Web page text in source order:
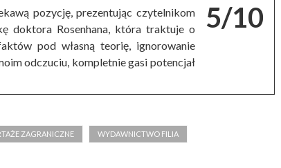
5/10
pozycję, prezentując czytelnikom
doktora Rosenhana, która traktuje o
pod własną teorię, ignorowanie
odczuciu, kompletnie gasi potencjał
ZAGRANICZNE WYDAWNICTWO FILIA